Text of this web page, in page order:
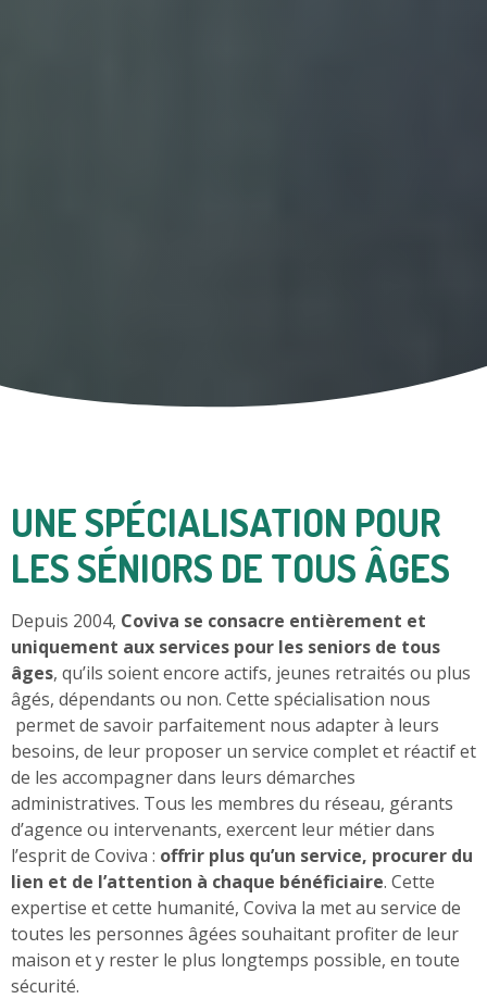
UNE SPÉCIALISATION POUR
LES SÉNIORS DE TOUS ÂGES
Depuis 2004, Coviva se consacre entièrement et
uniquement aux services pour les seniors de tous
âges, qu’ils soient encore actifs, jeunes retraités ou plus
âgés, dépendants ou non. Cette spécialisation nous
permet de savoir parfaitement nous adapter à leurs
besoins, de leur proposer un service complet et réactif et
de les accompagner dans leurs démarches
administratives. Tous les membres du réseau, gérants
d’agence ou intervenants, exercent leur métier dans
l’esprit de Coviva : offrir plus qu’un service, procurer du
lien et de l’attention à chaque bénéficiaire. Cette
expertise et cette humanité, Coviva la met au service de
toutes les personnes âgées souhaitant profiter de leur
maison et y rester le plus longtemps possible, en toute
sécurité.